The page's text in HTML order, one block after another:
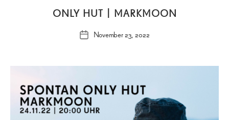
ONLY HUT | MARKMOON
Veröffentlichungsdatum
November 23, 2022